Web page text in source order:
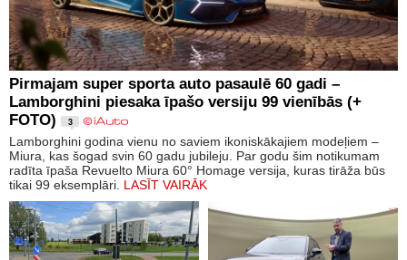
Pirmajam super sporta auto pasaulē 60 gadi –
Lamborghini piesaka īpašo versiju 99 vienībās (+
FOTO)
3
Lamborghini godina vienu no saviem ikoniskākajiem modeļiem –
Miura, kas šogad svin 60 gadu jubileju. Par godu šim notikumam
radīta īpaša Revuelto Miura 60° Homage versija, kuras tirāža būs
tikai 99 eksemplāri. LASĪT VAIRĀK